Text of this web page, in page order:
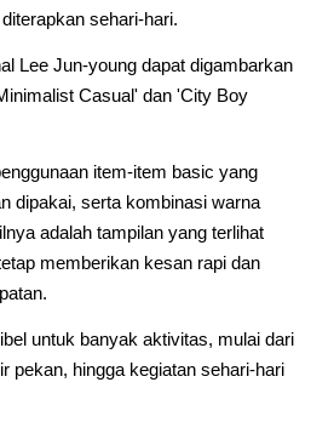
sehari-hari.
Lee Jun-young dapat digambarkan
Casual' dan 'City Boy
item-item basic yang
dipakai, serta kombinasi warna
adalah tampilan yang terlihat
memberikan kesan rapi dan
untuk banyak aktivitas, mulai dari
pekan, hingga kegiatan sehari-hari